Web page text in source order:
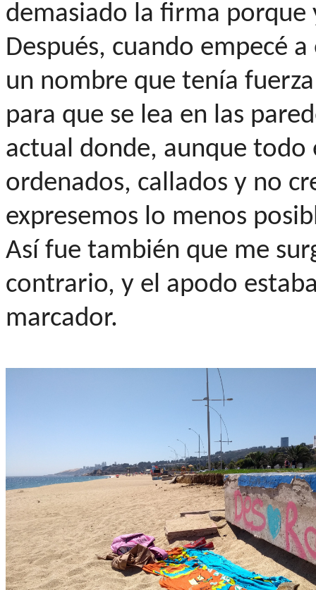
demasiado la firma porque
Después, cuando empecé
un nombre que tenía
para que se lea en las
actual donde, aunque todo
ordenados, callados y no
expresemos lo menos
Así fue también que me
contrario, y el apodo
marcador.